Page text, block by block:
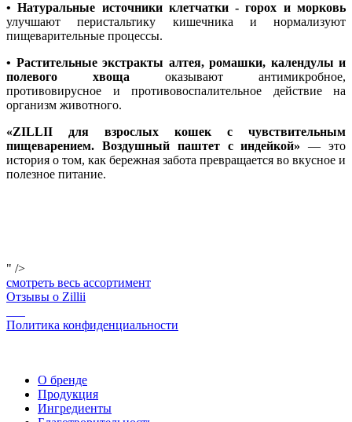
• Натуральные источники клетчатки - горох и морковь
улучшают перистальтику кишечника и нормализуют
пищеварительные процессы.
• Растительные экстракты алтея, ромашки, календулы и
полевого хвоща оказывают антимикробное,
противовирусное и противовоспалительное действие на
организм животного.
«ZILLII для взрослых кошек с чувствительным
пищеварением. Воздушный паштет с индейкой» — это
история о том, как бережная забота превращается во вкусное и
полезное питание.
" />
смотреть весь ассортимент
Отзывы о Zillii
Политика конфиденциальности
О бренде
Продукция
Ингредиенты